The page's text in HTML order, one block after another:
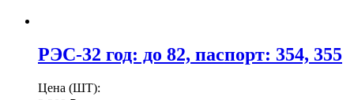
РЭС-32 год: до 82, паспорт: 354, 355
Цена (ШТ):